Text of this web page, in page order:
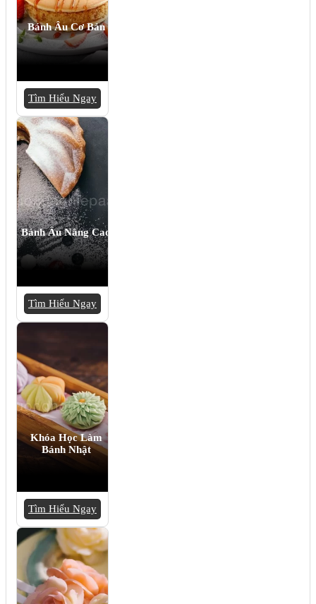
Bánh Âu Cơ Bản
Tìm Hiểu Ngay
Bánh Âu Nâng Cao
Tìm Hiểu Ngay
Khóa Học Làm
Bánh Nhật
Tìm Hiểu Ngay